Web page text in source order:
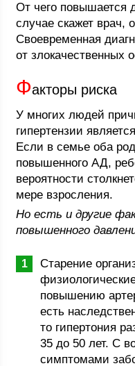
От чего повышается
случае скажет врач,
Своевременная
от злокачественных
Факторы риска
У многих людей
гипертензии
Если в семье оба
повышенного АД,
вероятности
мере взросления.
Но есть и другие
повышенного
Старение
повышению
есть
то гипертония
35 до 50 лет. С
симптомами